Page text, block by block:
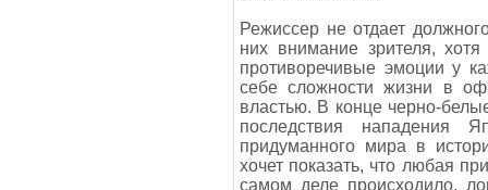
Режиссер не отдает
них внимание зрителя,
противоречивые эмоции у
себе сложности жизни в
властью. В конце черно-
последствия
придуманного мира в
хочет показать, что любая
самом деле происходило,